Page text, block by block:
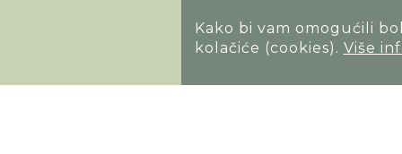
Kako bi vam omogućili
kolačiće (cookies). Više